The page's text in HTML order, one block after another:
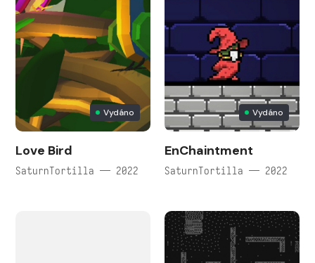
Vydáno
Love Bird
SaturnTortilla — 2022
Vydáno
EnChaintment
SaturnTortilla — 2022